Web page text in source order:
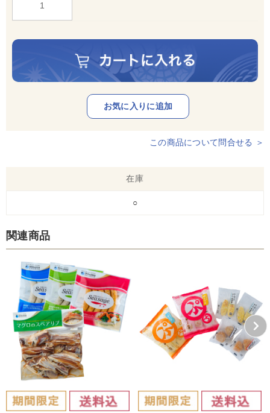
この商品について問合せる ＞
在庫
○
関連商品